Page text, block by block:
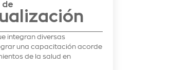
de
integran diversas
una capacitación acorde
de la salud en